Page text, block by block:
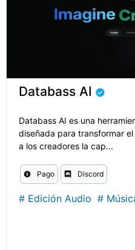
Databass AI
Databass AI es una
diseñada para transformar
a los creadores la cap...
Pago Discord
# Edición Audio #